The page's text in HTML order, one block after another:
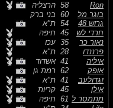
Ron
הרצליה
בוגר מל
60
בני ברק
גרוש 48
54
ת"א
חרדי לש 45
חיפה
נאור כר
35
עכו
פרננדו
28
ת"א
איליה
אשדוד
אופק
רמת גן
זגדולעב
41
ת"א
קריות
מתמסר ל61
חיפה